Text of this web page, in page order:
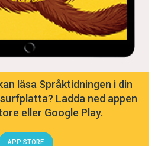
läsa Språktidningen i din
Ladda ned appen
eller Google Play.
APP STORE